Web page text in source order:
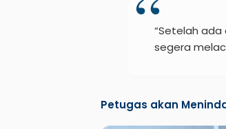
“Setelah ada
segera
Petugas akan